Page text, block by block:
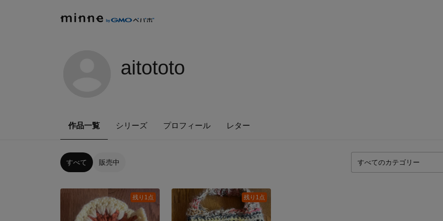
aitototo
作品一覧 シリーズ プロフィール レター
すべて 販売中
残り1点 残り1点